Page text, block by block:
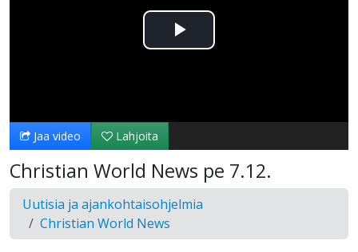
Toista
Jaa video Lahjoita
Christian World News pe 7.12.
Uutisia ja ajankohtaisohjelmia
Christian World News